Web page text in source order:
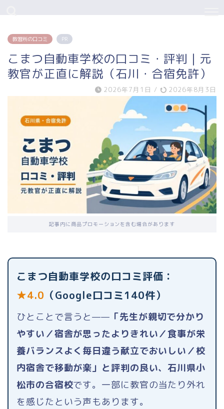
教習所の口コミ PR
こまつ自動車学校の口コミ・評判｜元
教官が正直に解説（石川・合宿免許）
2026年7月1日 / 2026年8月3日
記事内に商品プロモーションを含む場合があります
こまつ自動車学校の口コミ評価：
★4.0 （Google口コミ140件）
ひとことで言うと—— 「先生が親切で分かり
やすい／宿舎が思ったよりきれい／食事が栄
養バランスよく毎日違う献立でおいしい／校
内宿舎で移動が楽」と評判の良い、石川県小
松市の合宿校です。一部に教官の当たり外れ
を感じたという声もあります。